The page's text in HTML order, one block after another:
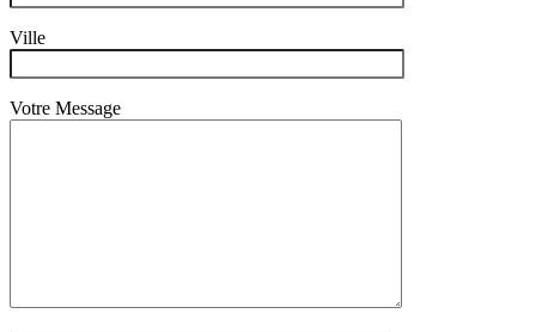
Ville
Votre Message